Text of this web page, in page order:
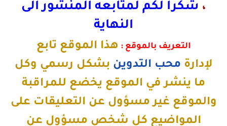
، شكرا لكم لمتابعه المنشور الى
النهاية
التعريف بالموقع : هذا الموقع تابع
لإدارة محب التدوين بشكل رسمي وكل
ما ينشر في الموقع يخضع للمراقبة
والموقع غير مسؤول عن التعليقات على
المواضيع كل شخص مسؤول عن